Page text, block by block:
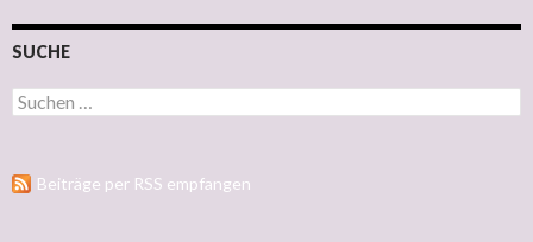
SUCHE
Suchen nach:
Beiträge per RSS empfangen